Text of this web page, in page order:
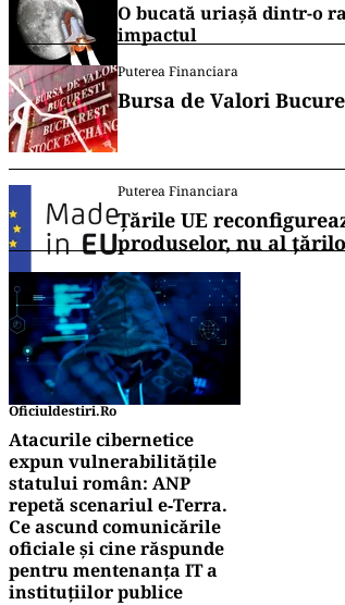
O bucată uriașă dintr-o
impactul
Puterea Financiara
Bursa de Valori
Puterea Financiara
Țările UE
produselor, nu al
Oficiuldestiri.ro
Atacurile cibernetice
expun vulnerabilitățile
statului român: ANP
repetă scenariul e‑Terra.
Ce ascund comunicările
oficiale și cine răspunde
pentru mentenanța IT a
instituțiilor publice